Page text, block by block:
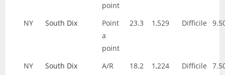
point
NY South Dix
Point
a
point
23.3 1,529 Difficile
NY South Dix A/R 18.2 1,224 Difficile